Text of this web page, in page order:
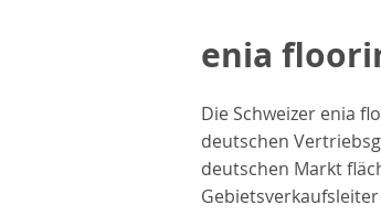
enia
Die Schweizer enia
deutschen
deutschen Markt